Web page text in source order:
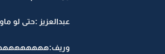
عبدالعزيز :حتى لو